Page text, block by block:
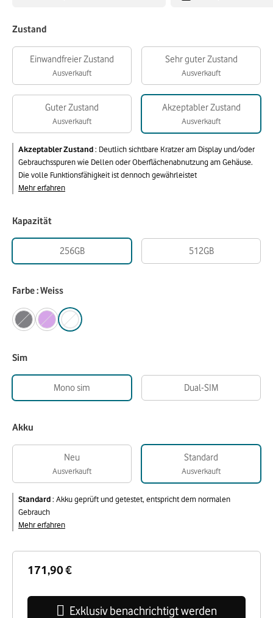
171,90 €
Exklusiv benachrichtigt werden
Zustand
Einwandfreier Zustand
Ausverkauft
Sehr guter Zustand
Ausverkauft
Guter Zustand
Ausverkauft
Akzeptabler Zustand
Ausverkauft
Akzeptabler Zustand: Deutlich sichtbare Kratzer am Display und/oder
Gebrauchsspuren wie Dellen oder Oberflächenabnutzung am Gehäuse.
Die volle Funktionsfähigkeit ist dennoch gewährleistet
Mehr erfahren
Kapazität
256GB 512GB
Farbe : Weiss
Sim
Mono sim Dual-SIM
Akku
Neu
Ausverkauft
Standard
Ausverkauft
Standard: Akku geprüft und getestet, entspricht dem normalen
Gebrauch
Mehr erfahren